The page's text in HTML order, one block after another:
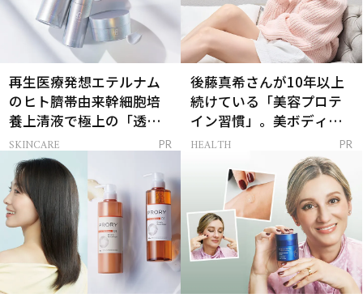
再生医療発想エテルナム
のヒト臍帯由来幹細胞培
養上清液で極上の「透明
感ハリ肌」へ
SKINCARE PR
後藤真希さんが10年以上
続けている「美容プロテ
イン習慣」。美ボディを
支える朝ルーティンと
HEALTH PR